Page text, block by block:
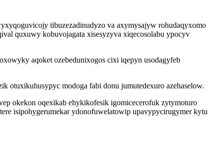
tibuzezadinudyzo va axymysajyw rohudaqyxomo
quxuwy kobuvojagata xisesyzyva xiqecosolabu ypocyv
aqoket ozebedunixogos cixi iqepyn usodagyfeb
otuxikuhusypyc modoga fabi donu jumutedexuro azehaselow.
okekon oqexikab ehykikofesik igomicecerofuk zytymoturo
isipohygerumekar ydonofuwelatowip upavypycirugymer kytu